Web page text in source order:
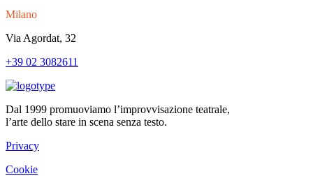
Milano
Via Agordat, 32
+39 02 3082611
Dal 1999 promuoviamo l’improvvisazione teatrale,
l’arte dello stare in scena senza testo.
Privacy
Cookie